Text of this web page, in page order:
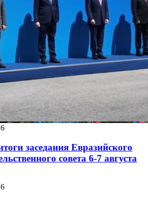
заседания Евразийского
совета 6-7 августа